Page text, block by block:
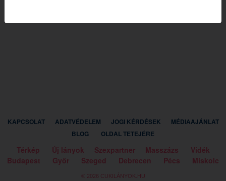
KAPCSOLAT ADATVÉDELEM JOGI KÉRDÉSEK
MÉDIAAJÁNLAT
BLOG
OLDAL TETEJÉRE
Térkép Új lányok Szexpartner Masszázs
Vidék
Budapest
Győr Szeged Debrecen Pécs Miskolc
© 2026 CUKILÁNYOK.HU